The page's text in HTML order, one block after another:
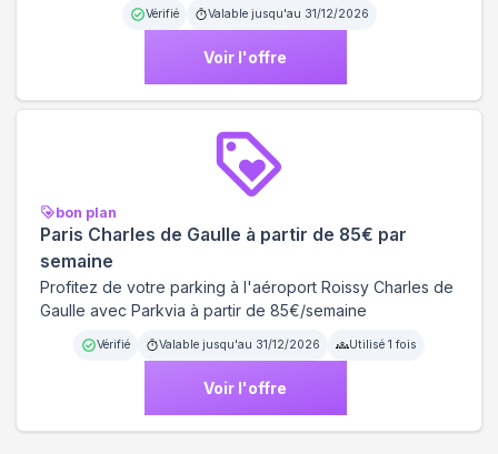
Vérifié Valable jusqu'au 31/12/2026
Voir l'offre
bon plan
Paris Charles de Gaulle à partir de 85€ par
semaine
Profitez de votre parking à l'aéroport Roissy Charles de
Gaulle avec Parkvia à partir de 85€/semaine
Vérifié Valable jusqu'au 31/12/2026 Utilisé 1 fois
Voir l'offre